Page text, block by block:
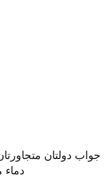
جواب دولتان
دماء